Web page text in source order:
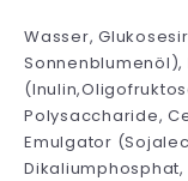
Wasser,
Polysaccharide,
Emulgator